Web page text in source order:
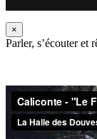
×
Parler, s’écouter et